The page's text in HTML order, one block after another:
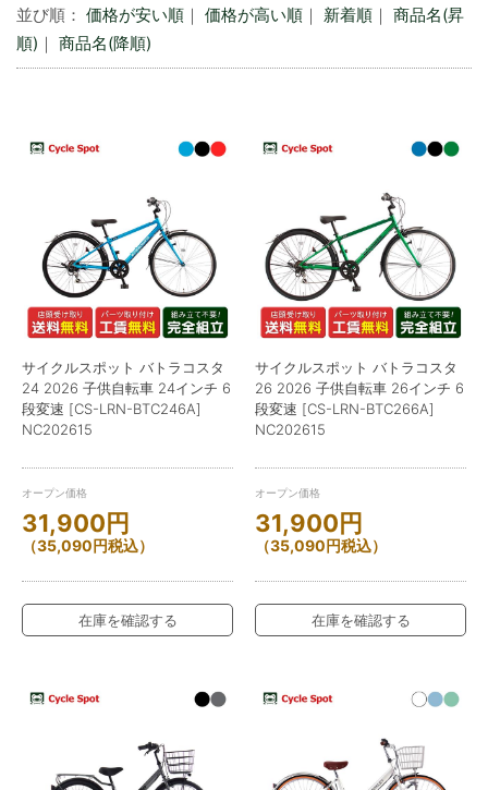
並び順： 価格が安い順 ｜ 価格が高い順 ｜ 新着順 ｜ 商品名(昇
順) ｜ 商品名(降順)
サイクルスポット バトラコスタ
24 2026 子供自転車 24インチ 6
段変速 [CS-LRN-BTC246A]
NC202615
オープン価格
31,900円
（35,090円税込）
在庫を確認する
サイクルスポット バトラコスタ
26 2026 子供自転車 26インチ 6
段変速 [CS-LRN-BTC266A]
NC202615
オープン価格
31,900円
（35,090円税込）
在庫を確認する